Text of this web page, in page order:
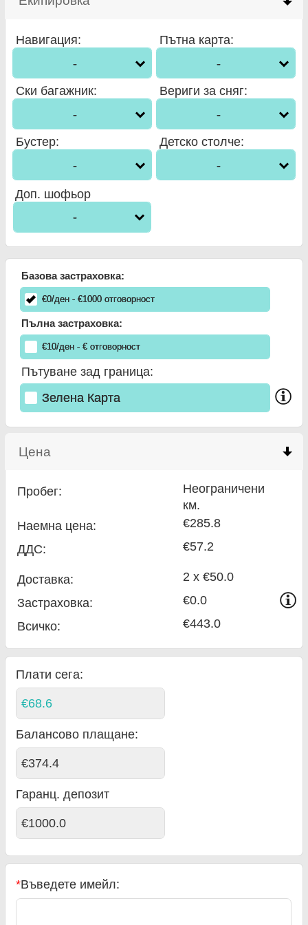
Навигация:
-
Пътна карта:
-
Ски багажник:
-
Вериги за сняг:
-
Бустер:
-
Детско столче:
-
Доп. шофьор
-
Базова застраховка:
€0/ден- €1000отговорност
Пълна застраховка:
€10/ден- €отговорност
Пътуване зад граница:
Зелена Карта
Цена
Пробег:
Неограничени
км.
Наемна цена:
€285.8
ДДС:
€57.2
Доставка:
2 x €50.0
Застраховка:
€0.0
Всичко: €443.0
Плати сега:
€68.6
Балансово плащане:
€374.4
Гаранц. депозит
€1000.0
*Въведете имейл: